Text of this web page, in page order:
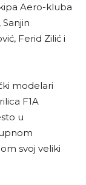
Aero-kluba
Sanjin
Ferid Zilić i
modelari
F1A
u
svoj veliki